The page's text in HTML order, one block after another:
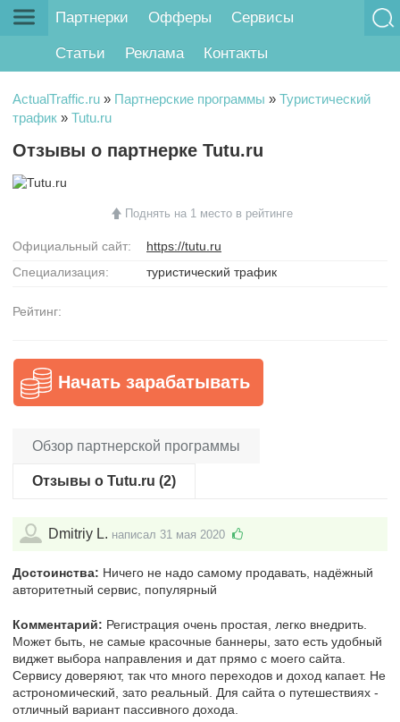
Партнерки Офферы Сервисы
Статьи Реклама Контакты
ActualTraffic.ru » Партнерские программы » Туристический
трафик » Tutu.ru
Отзывы о партнерке Tutu.ru
Поднять на 1 место в рейтинге
Официальный сайт:
https://tutu.ru
Специализация:
туристический трафик
Рейтинг:
Начать зарабатывать
Обзор партнерской программы
Отзывы о Tutu.ru (2)
Dmitriy L. написал 31 мая 2020
Достоинства: Ничего не надо самому продавать, надёжный
авторитетный сервис, популярный
Комментарий: Регистрация очень простая, легко внедрить.
Может быть, не самые красочные баннеры, зато есть удобный
виджет выбора направления и дат прямо с моего сайта.
Сервису доверяют, так что много переходов и доход капает. Не
астрономический, зато реальный. Для сайта о путешествиях -
отличный вариант пассивного дохода.